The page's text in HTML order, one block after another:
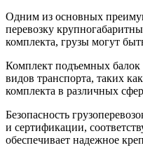
Одним из основных
перевозку
комплекта, грузы могут
Комплект подъемных балок
видов транспорта, таких
комплекта в различных
Безопасность
и сертификации,
обеспечивает надежное